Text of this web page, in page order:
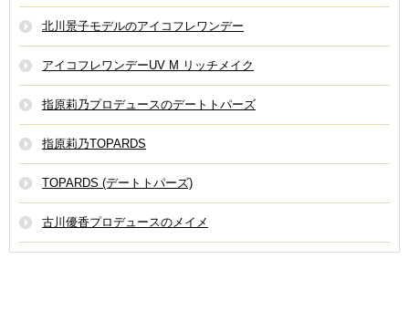
北川景子モデルのアイコフレワンデー
アイコフレワンデーUV M リッチメイク
指原莉乃プロデュースのデートトパーズ
指原莉乃TOPARDS
TOPARDS (デートトパーズ)
古川優香プロデュースのメイメ